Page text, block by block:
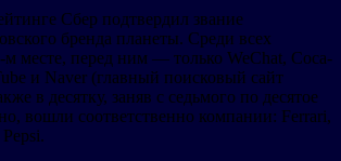
Сбер подтвердил звание
бренда планеты. Среди всех
м месте, перед ним — только WeChat, Coca-
и Naver (главный поисковый сайт
в десятку, заняв с седьмого по десятое
вошли соответственно компании: Ferrari,